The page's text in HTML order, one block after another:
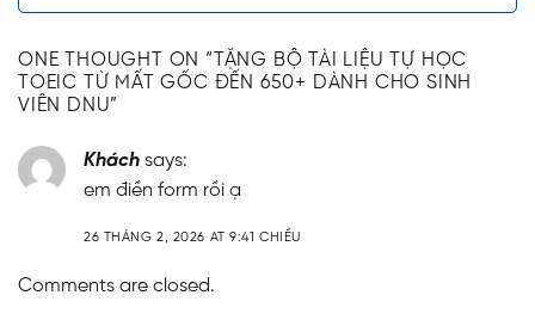
ONE THOUGHT ON “
TẶNG BỘ TÀI LIỆU TỰ HỌC
TOEIC TỪ MẤT GỐC ĐẾN 650+ DÀNH CHO SINH
VIÊN DNU”
Khách says:
em điền form rồi ạ
26 THÁNG 2, 2026 AT 9:41 CHIỀU
Comments are closed.